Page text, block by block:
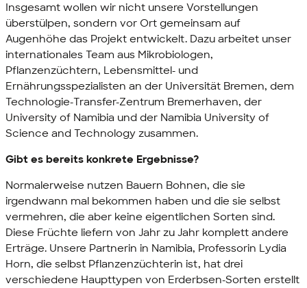
Insgesamt wollen wir nicht unsere Vorstellungen
überstülpen, sondern vor Ort gemeinsam auf
Augenhöhe das Projekt entwickelt. Dazu arbeitet unser
internationales Team aus Mikrobiologen,
Pflanzenzüchtern, Lebensmittel- und
Ernährungsspezialisten an der Universität Bremen, dem
Technologie-Transfer-Zentrum Bremerhaven, der
University of Namibia und der Namibia University of
Science and Technology zusammen.
Gibt es bereits konkrete Ergebnisse?
Normalerweise nutzen Bauern Bohnen, die sie
irgendwann mal bekommen haben und die sie selbst
vermehren, die aber keine eigentlichen Sorten sind.
Diese Früchte liefern von Jahr zu Jahr komplett andere
Erträge. Unsere Partnerin in Namibia, Professorin Lydia
Horn, die selbst Pflanzenzüchterin ist, hat drei
verschiedene Haupttypen von Erderbsen-Sorten erstellt